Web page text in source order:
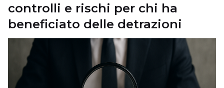
controlli e rischi per chi ha
beneficiato delle detrazioni